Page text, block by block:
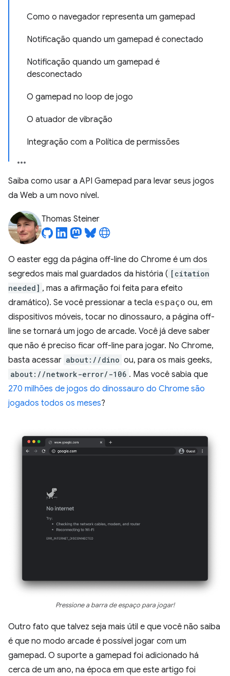
Como o navegador representa um gamepad
Notificação quando um gamepad é conectado
Notificação quando um gamepad é
desconectado
O gamepad no loop de jogo
O atuador de vibração
Integração com a Política de permissões
Saiba como usar a API Gamepad para levar seus jogos
da Web a um novo nível.
Thomas Steiner
O easter egg da página off-line do Chrome é um dos
segredos mais mal guardados da história ( [citation
needed] , mas a afirmação foi feita para efeito
dramático). Se você pressionar a tecla espaço ou, em
dispositivos móveis, tocar no dinossauro, a página off-
line se tornará um jogo de arcade. Você já deve saber
que não é preciso ficar off-line para jogar. No Chrome,
basta acessar about://dino ou, para os mais geeks,
about://network-error/-106 . Mas você sabia que
270 milhões de jogos do dinossauro do Chrome são
jogados todos os meses?
Pressione a barra de espaço para jogar!
Outro fato que talvez seja mais útil e que você não saiba
é que no modo arcade é possível jogar com um
gamepad. O suporte a gamepad foi adicionado há
cerca de um ano, na época em que este artigo foi